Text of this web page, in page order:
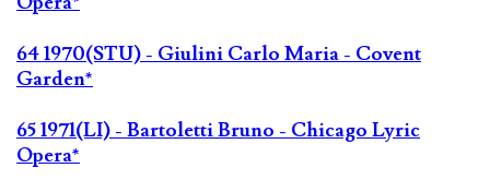
64 1970(STU) - Giulini Carlo Maria - Covent
Garden*
65 1971(LI) - Bartoletti Bruno - Chicago Lyric
Opera*